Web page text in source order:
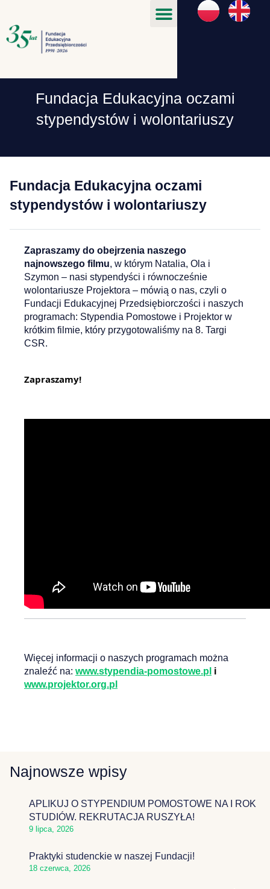
Fundacja Edukacyjna oczami
stypendystów i wolontariuszy
Fundacja Edukacyjna oczami
stypendystów i wolontariuszy
Zapraszamy do obejrzenia naszego
najnowszego filmu, w którym Natalia, Ola i
Szymon – nasi stypendyści i równocześnie
wolontariusze Projektora – mówią o nas, czyli o
Fundacji Edukacyjnej Przedsiębiorczości i naszych
programach: Stypendia Pomostowe i Projektor w
krótkim filmie, który przygotowaliśmy na 8. Targi
CSR.
Zapraszamy!
Więcej informacji o naszych programach można
znaleźć na: www.stypendia-pomostowe.pl i
www.projektor.org.pl
Najnowsze wpisy
APLIKUJ O STYPENDIUM POMOSTOWE NA I ROK
STUDIÓW. REKRUTACJA RUSZYŁA!
9 lipca, 2026
Praktyki studenckie w naszej Fundacji!
18 czerwca, 2026